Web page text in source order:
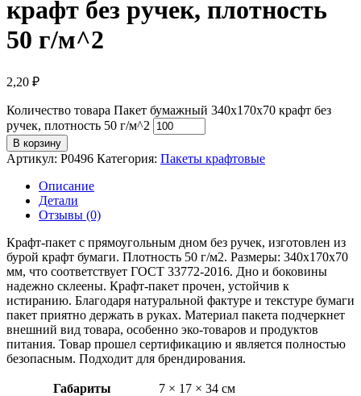
крафт без ручек, плотность
50 г/м^2
2,20 ₽
Количество товара Пакет бумажный 340х170х70 крафт без
ручек, плотность 50 г/м^2
В корзину
Артикул: P0496 Категория: Пакеты крафтовые
Описание
Детали
Отзывы (0)
Крафт-пакет с прямоугольным дном без ручек, изготовлен из
бурой крафт бумаги. Плотность 50 г/м2. Размеры: 340х170х70
мм, что соответствует ГОСТ 33772-2016. Дно и боковины
надежно склеены. Крафт-пакет прочен, устойчив к
истиранию. Благодаря натуральной фактуре и текстуре бумаги
пакет приятно держать в руках. Материал пакета подчеркнет
внешний вид товара, особенно эко-товаров и продуктов
питания. Товар прошел сертификацию и является полностью
безопасным. Подходит для брендирования.
Габариты 7 × 17 × 34 см